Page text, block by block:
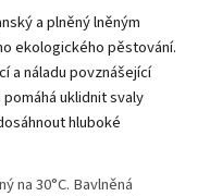
a plněný lněným
ekologického pěstování.
a náladu povznášející
uklidnit svaly
hluboké
na 30°C. Bavlněná